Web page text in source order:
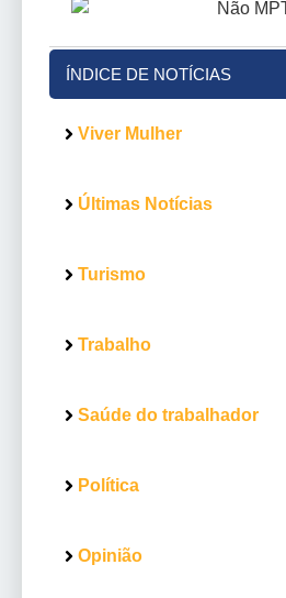
ÍNDICE DE NOTÍCIAS
Viver Mulher
Últimas Notícias
Turismo
Trabalho
Saúde do trabalhador
Política
Opinião